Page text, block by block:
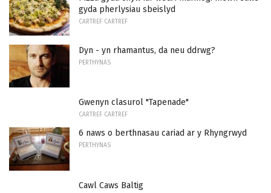
gyda pherlysiau sbeislyd
CARTREF CARTREF
Dyn - yn rhamantus, da neu ddrwg?
PERTHYNAS
Gwenyn clasurol "Tapenade"
CARTREF CARTREF
6 naws o berthnasau cariad ar y Rhyngrwyd
PERTHYNAS
Cawl Caws Baltig